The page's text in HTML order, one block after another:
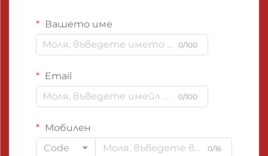
Вашето име
0/100
Email
0/100
Мобилен
Code
0/16